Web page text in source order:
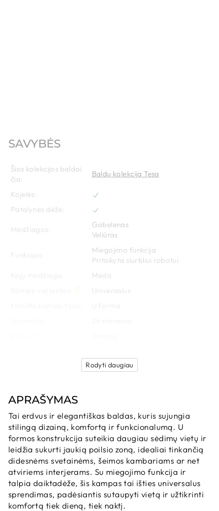
SAVYBĖS
Šios kolekcijos baldai
čia:
Baldų kolekcija Tesa
Kojelės:
Patalynės dėžė:
Medžiagos:
Gobelenas
Veliūras
Funkcijos:
Miegojimo funkcija
Pritaikyta siurbliui robotui
Medis
Universalus
Rodyti daugiau
APRAŠYMAS
Tai erdvus ir elegantiškas baldas, kuris sujungia
stilingą dizainą, komfortą ir funkcionalumą. U
formos konstrukcija suteikia daugiau sėdimų vietų ir
leidžia sukurti jaukią poilsio zoną, idealiai tinkančią
didesnėms svetainėms, šeimos kambariams ar net
atviriems interjerams. Su miegojimo funkcija ir
talpia daiktadėže, šis kampas tai išties universalus
sprendimas, padėsiantis sutaupyti vietą ir užtikrinti
komfortą tiek dieną, tiek naktį.